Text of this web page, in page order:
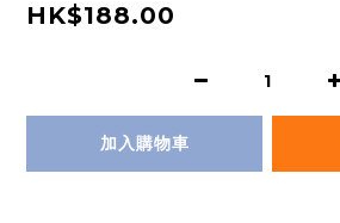
HK$188.00
加入購物車